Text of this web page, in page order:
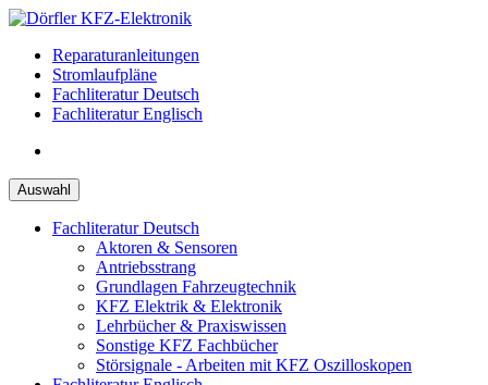
Zum
springenReparaturanleitungen
Stromlaufpläne
Fachliteratur Deutsch
Fachliteratur Englisch
Auswahl
Fachliteratur Deutsch
Aktoren & Sensoren
Antriebsstrang
Grundlagen Fahrzeugtechnik
KFZ Elektrik & Elektronik
Lehrbücher & Praxiswissen
Sonstige KFZ Fachbücher
Störsignale - Arbeiten mit KFZ Oszilloskopen